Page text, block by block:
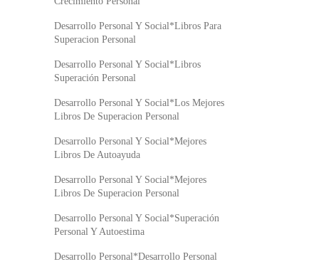
Desarrollo Personal Y Social*Libros Para
Superacion Personal
Desarrollo Personal Y Social*Libros
Superación Personal
Desarrollo Personal Y Social*Los Mejores
Libros De Superacion Personal
Desarrollo Personal Y Social*Mejores
Libros De Autoayuda
Desarrollo Personal Y Social*Mejores
Libros De Superacion Personal
Desarrollo Personal Y Social*Superación
Personal Y Autoestima
Desarrollo Personal*Desarrollo Personal